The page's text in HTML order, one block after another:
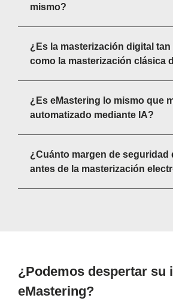
mismo?
¿Es la masterización digital tan
como la masterización clásica
¿Es eMastering lo mismo que
automatizado mediante IA?
¿Cuánto margen de seguridad
antes de la masterización
¿Podemos despertar su
eMastering?